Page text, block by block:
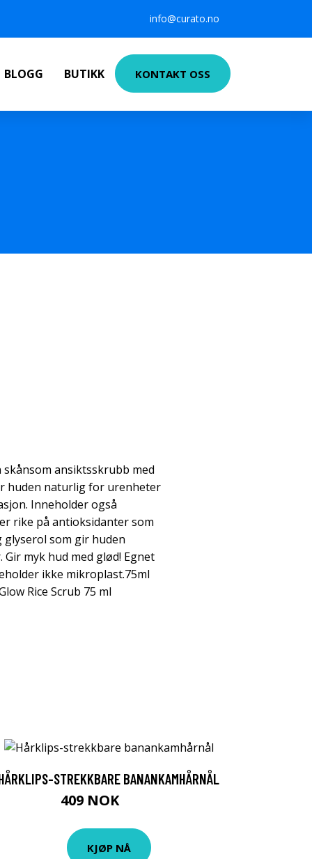
info@curato.no
BLOGG BUTIKK KONTAKT OSS
skånsom ansiktsskrubb med
huden naturlig for urenheter
Inneholder også
rike på antioksidanter som
glyserol som gir huden
myk hud med glød! Egnet
ikke mikroplast.75ml
Rice Scrub 75 ml
STREKKBARE BANANKAMHÅRNÅL
409 NOK
KJØP NÅ